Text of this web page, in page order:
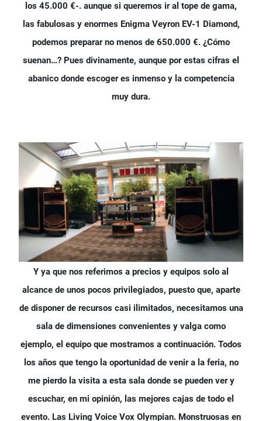
los 45.000 €-. aunque si queremos ir al tope de gama,
las fabulosas y enormes Enigma Veyron EV-1 Diamond,
podemos preparar no menos de 650.000 €. ¿Cómo
suenan…? Pues divinamente, aunque por estas cifras el
abanico donde escoger es inmenso y la competencia
muy dura.
Y ya que nos referimos a precios y equipos solo al
alcance de unos pocos privilegiados, puesto que, aparte
de disponer de recursos casi ilimitados, necesitamos una
sala de dimensiones convenientes y valga como
ejemplo, el equipo que mostramos a continuación. Todos
los años que tengo la oportunidad de venir a la feria, no
me pierdo la visita a esta sala donde se pueden ver y
escuchar, en mi opinión, las mejores cajas de todo el
evento. Las Living Voice Vox Olympian. Monstruosas en